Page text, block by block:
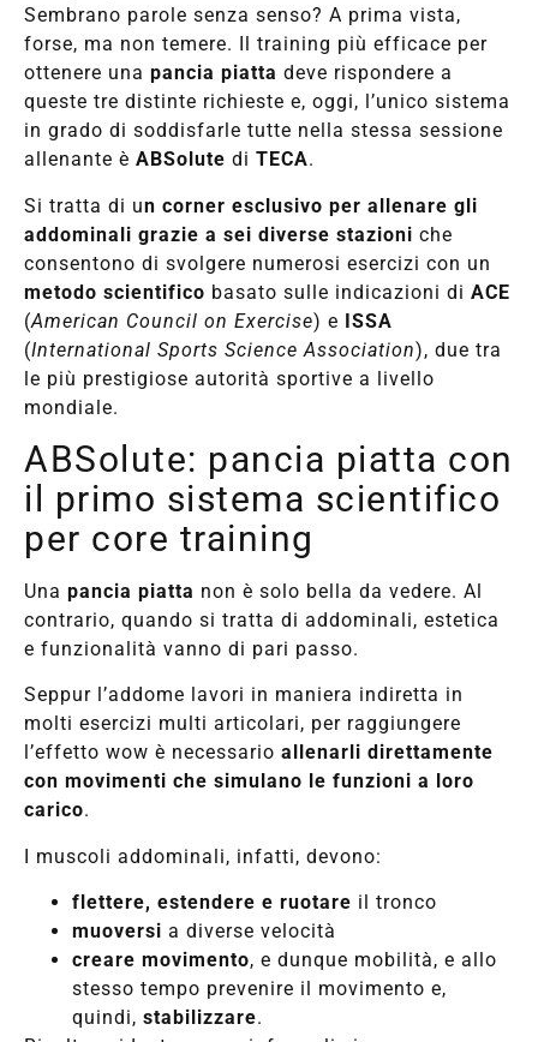
Sembrano parole senza senso? A prima vista,
forse, ma non temere. Il training più efficace per
ottenere una pancia piatta deve rispondere a
queste tre distinte richieste e, oggi, l’unico sistema
in grado di soddisfarle tutte nella stessa sessione
allenante è ABSolute di TECA.
Si tratta di un corner esclusivo per allenare gli
addominali grazie a sei diverse stazioni che
consentono di svolgere numerosi esercizi con un
metodo scientifico basato sulle indicazioni di ACE
(American Council on Exercise) e ISSA
(International Sports Science Association), due tra
le più prestigiose autorità sportive a livello
mondiale.
ABSolute: pancia piatta con
il primo sistema scientifico
per core training
Una pancia piatta non è solo bella da vedere. Al
contrario, quando si tratta di addominali, estetica
e funzionalità vanno di pari passo.
Seppur l’addome lavori in maniera indiretta in
molti esercizi multi articolari, per raggiungere
l’effetto wow è necessario allenarli direttamente
con movimenti che simulano le funzioni a loro
carico.
I muscoli addominali, infatti, devono:
flettere, estendere e ruotare il tronco
muoversi a diverse velocità
creare movimento, e dunque mobilità, e allo
stesso tempo prevenire il movimento e,
quindi, stabilizzare.